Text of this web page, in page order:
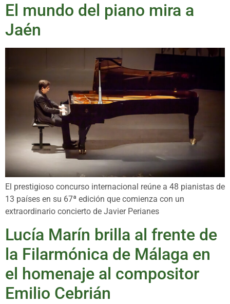
El mundo del piano mira a
Jaén
El prestigioso concurso internacional reúne a 48 pianistas de
13 países en su 67ª edición que comienza con un
extraordinario concierto de Javier Perianes
Lucía Marín brilla al frente de
la Filarmónica de Málaga en
el homenaje al compositor
Emilio Cebrián